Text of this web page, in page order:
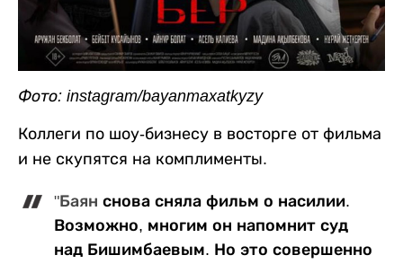
Фото: instagram/bayanmaxatkyzy
Коллеги по шоу-бизнесу в восторге от фильма
и не скупятся на комплименты.
"Баян снова сняла фильм о насилии.
Возможно, многим он напомнит суд
над Бишимбаевым. Но это совершенно